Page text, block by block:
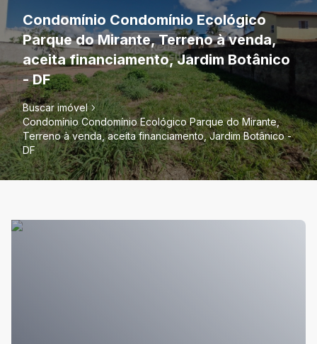
Condomínio Condomínio Ecológico
Parque do Mirante, Terreno à venda,
aceita financiamento, Jardim Botânico
- DF
Buscar imóvel
Condomínio Condomínio Ecológico Parque do Mirante,
Terreno à venda, aceita financiamento, Jardim Botânico -
DF